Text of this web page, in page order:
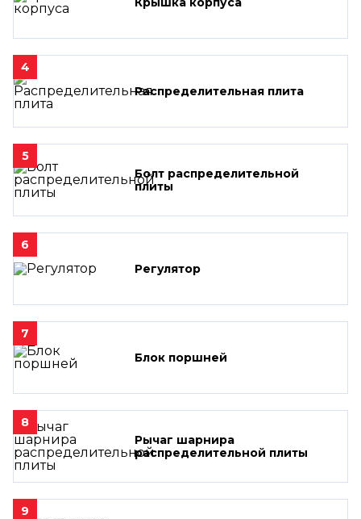
4
Распределительная плита
5
Болт распределительной
плиты
6
Регулятор
7
Блок поршней
8
Рычаг шарнира
распределительной плиты
9